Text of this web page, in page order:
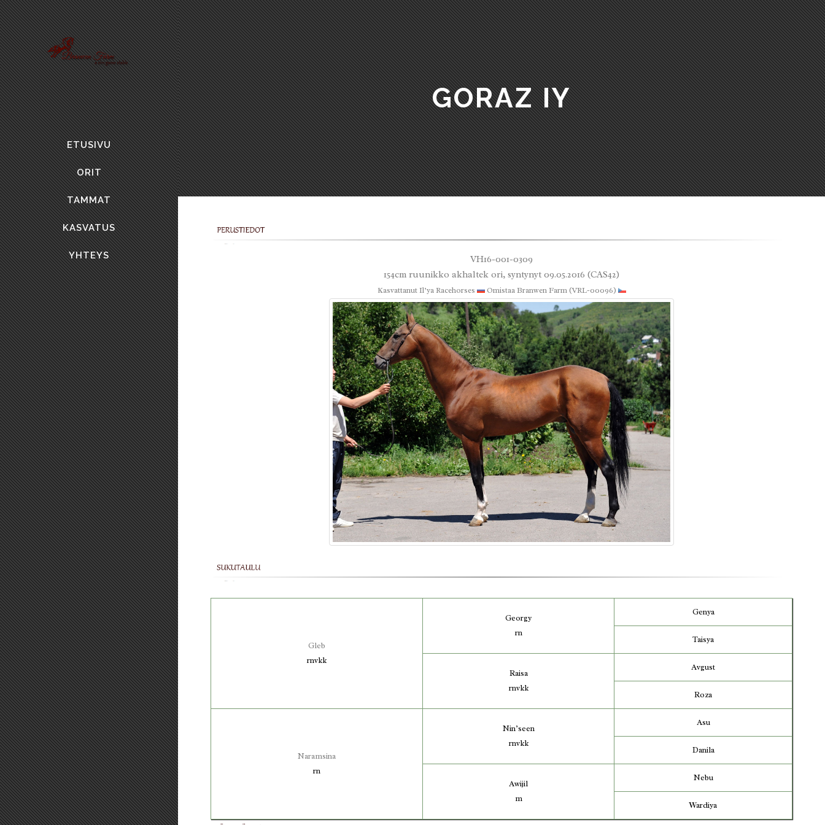
ETUSIVU
ORIT
TAMMAT
KASVATUS
YHTEYS
GORAZ IY
VH16-001-0309
154cm ruunikko akhaltek ori, syntynyt 09.05.2016 (CAS42)
KasvattanutIl’ya Racehorses Omistaa Branwen Farm (VRL-00096)
Gleb
rnvkk
Georgy
rn
Genya
Taisya
Raisa
rnvkk
Avgust
Roza
Naramsina
rn
Nin’seen
rnvkk
Asu
Danila
Awijil
m
Nebu
Wardiya